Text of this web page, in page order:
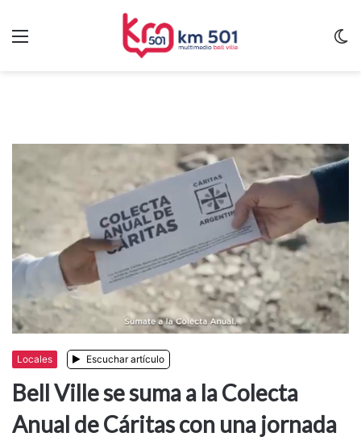
Locales Escuchar artículo
Bell Ville se suma a la Colecta
Anual de Cáritas con una jornada